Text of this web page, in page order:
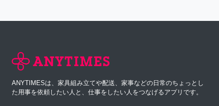
ANYTIMESは、家具組み立てや配送、家事などの日常のちょっとし
た用事を依頼したい人と、仕事をしたい人をつなげるアプリです。